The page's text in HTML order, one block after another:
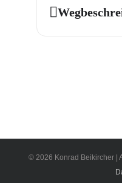
© 2026 Konrad Beikircher |